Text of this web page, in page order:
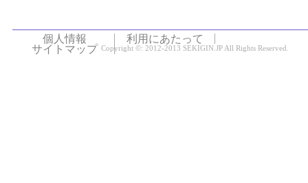
個人情報
利用にあたって
サイトマップ Copyright ©: 2012-2013 SEKIGIN.JP All Rights Reserved.